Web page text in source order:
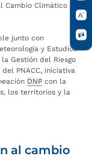
Cambio Climático
junto con
y Estudios
Gestión del Riesgo
PNACC, iniciativa
DNP con la
los territorios y la
al cambio